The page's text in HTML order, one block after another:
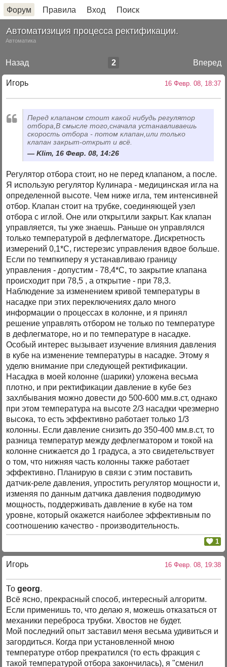
Форум Правила Вход Поиск
Автоматизиция процесса ректификации.
Автоматика
Назад Вперед
2
Игорь 16 Февр. 08, 18:37
Перед клапаном стоит какой нибудь регулятор
отбора,В смысле того,сначала устанавливаешь
скорость отбора - потом клапан,или только
клапан закрыт-открыт и всё.
Klim, 16 Февр. 08, 14:26
Регулятор отбора стоит, но не перед клапаном, а после.
Я использую регулятор Кулинара - медицинская игла на
определенной высоте. Чем ниже игла, тем интенсивней
отбор. Клапан стоит на трубке, соединяющей узел
отбора с иглой. Оне или открыт,или закрыт. Как клапан
управляется, ты уже знаешь. Раньше он управлялся
только температурой в дефлегматоре. Дискретность
измерений 0,1*С, гистерезис управления вдвое больше.
Если по темпкиперу я устанавливаю границу
управления - допустим - 78,4*С, то закрытие клапана
происходит при 78,5 , а открытие - при 78,3.
Наблюдение за изменением кривой температуры в
насадке при этих переключениях дало много
информации о процессах в колонне, и я принял
решение управлять отбором не только по температуре
в дефлегматоре, но и по температуре в насадке.
Особый интерес вызывает изучение влияния давления
в кубе на изменение температуры в насадке. Этому я
уделю внимание при следующей ректификации.
Насадка в моей колонне (шарики) уложена весьма
плотно, и при ректификации давление в кубе без
захлбывания можно довести до 500-600 мм.в.ст, однако
при этом температура на высоте 2/3 насадки чрезмерно
высока, то есть эффективно работает только 1/3
колонны. Если давление снизить до 350-400 мм.в.ст, то
разница температур между дефлегматором и токой на
колонне снижается до 1 градуса, а это свидетельствует
о том, что нижняя часть колонны также работает
эффективно. Планирую в связи с этим поставить
датчик-реле давления, упростить регулятор мощности и,
изменяя по данным датчика давления подводимую
мощность, поддерживать давление в кубе на том
уровне, который окажется наиболее эффективным по
соотношению качество - производительность.
1
Игорь 16 Февр. 08, 19:38
Тоgeorg.
Всё ясно, прекрасный способ, интересный алгоритм.
Если применишь то, что делаю я, можешь отказаться от
механики переброса трубки. Хвостов не будет.
Мой последний опыт заставил меня весьма удивиться и
загордиться. Когда при установленной мною
температуре отбор прекратился (то есть фракция с
такой температурой отбора закончилась), я "сменил